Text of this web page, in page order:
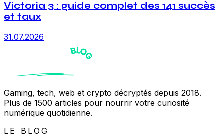
Victoria 3 : guide complet des 141 succès
et taux
31.07.2026
Gaming, tech, web et crypto décryptés depuis 2018.
Plus de 1500 articles pour nourrir votre curiosité
numérique quotidienne.
LE BLOG